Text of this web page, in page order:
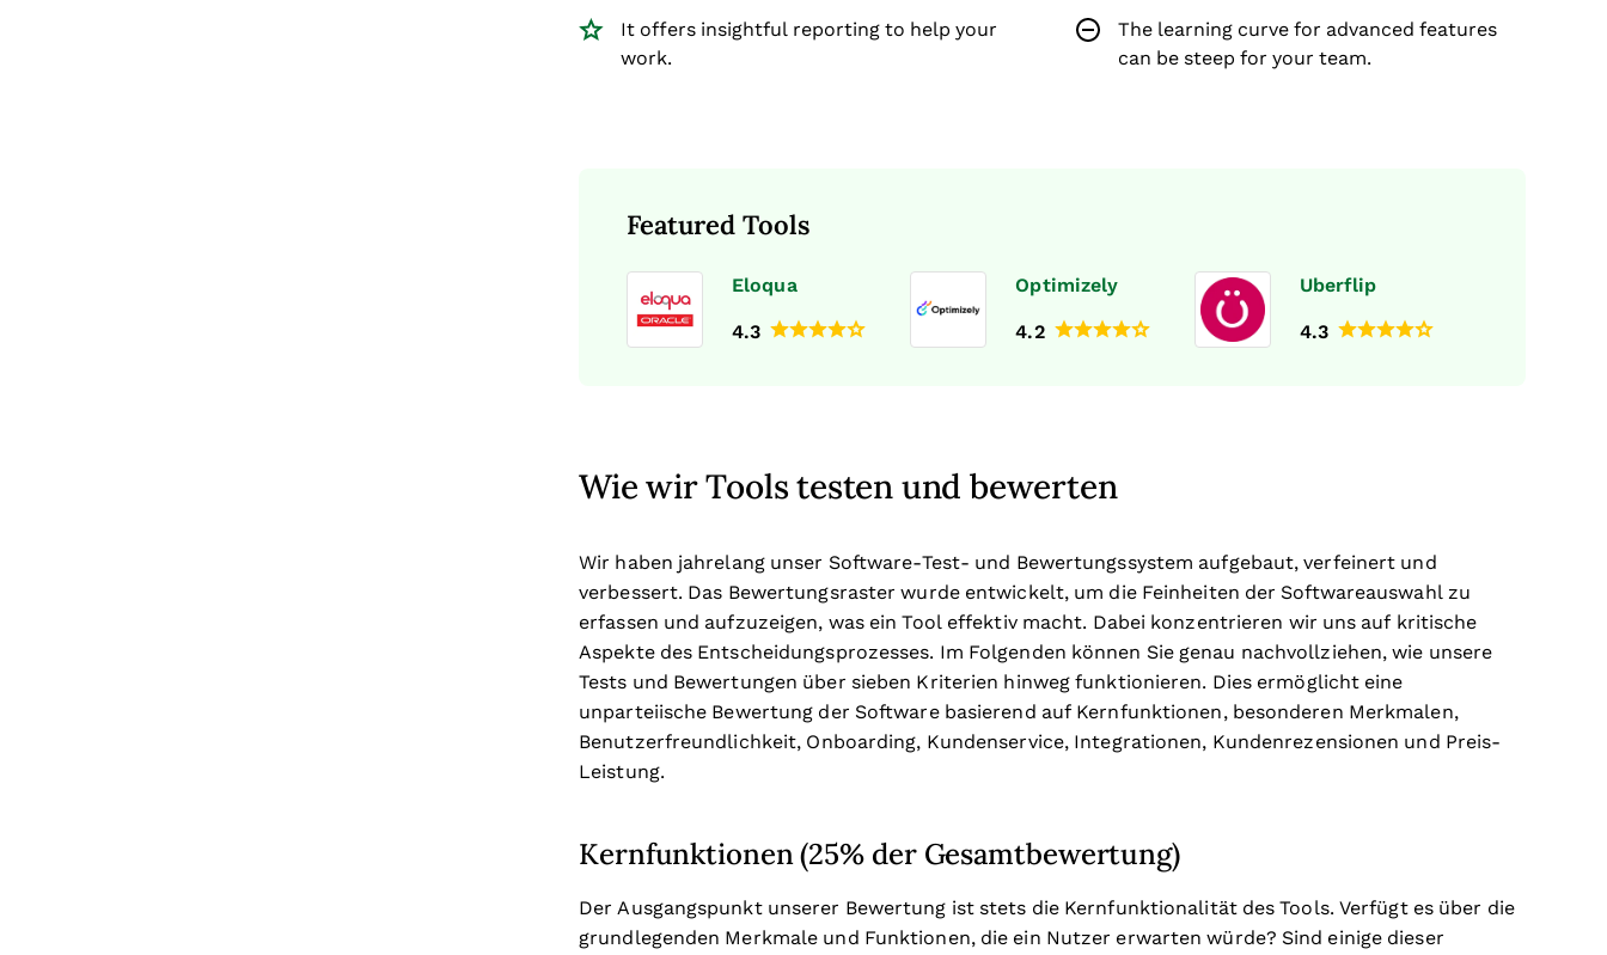
It offers insightful reporting to help your
work.
The learning curve for advanced features
can be steep for your team.
Featured Tools
Eloqua
4.3
Optimizely
4.2
Uberflip
4.3
Wie wir Tools testen und bewerten
Wir haben jahrelang unser Software-Test- und Bewertungssystem aufgebaut, verfeinert und
verbessert. Das Bewertungsraster wurde entwickelt, um die Feinheiten der Softwareauswahl zu
erfassen und aufzuzeigen, was ein Tool effektiv macht. Dabei konzentrieren wir uns auf kritische
Aspekte des Entscheidungsprozesses. Im Folgenden können Sie genau nachvollziehen, wie unsere
Tests und Bewertungen über sieben Kriterien hinweg funktionieren. Dies ermöglicht eine
unparteiische Bewertung der Software basierend auf Kernfunktionen, besonderen Merkmalen,
Benutzerfreundlichkeit, Onboarding, Kundenservice, Integrationen, Kundenrezensionen und Preis-
Leistung.
Kernfunktionen (25% der Gesamtbewertung)
Der Ausgangspunkt unserer Bewertung ist stets die Kernfunktionalität des Tools. Verfügt es über die
grundlegenden Merkmale und Funktionen, die ein Nutzer erwarten würde? Sind einige dieser